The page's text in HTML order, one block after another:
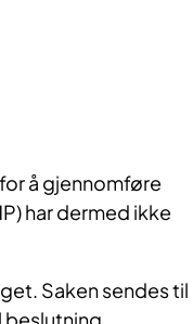
å gjennomføre
har dermed ikke
Saken sendes til